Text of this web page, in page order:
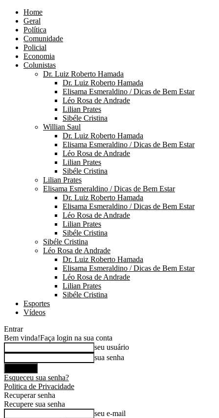
Home
Geral
Política
Comunidade
Policial
Economia
Colunistas
Dr. Luiz Roberto Hamada
Dr. Luiz Roberto Hamada
Elisama Esmeraldino / Dicas de Bem Estar
Léo Rosa de Andrade
Lilian Prates
Sibéle Cristina
Willian Saul
Dr. Luiz Roberto Hamada
Elisama Esmeraldino / Dicas de Bem Estar
Léo Rosa de Andrade
Lilian Prates
Sibéle Cristina
Lilian Prates
Elisama Esmeraldino / Dicas de Bem Estar
Dr. Luiz Roberto Hamada
Elisama Esmeraldino / Dicas de Bem Estar
Léo Rosa de Andrade
Lilian Prates
Sibéle Cristina
Sibéle Cristina
Léo Rosa de Andrade
Dr. Luiz Roberto Hamada
Elisama Esmeraldino / Dicas de Bem Estar
Léo Rosa de Andrade
Lilian Prates
Sibéle Cristina
Esportes
Vídeos
Entrar
Bem vinda!Faça login na sua conta
seu usuário
sua senha
Esqueceu sua senha?
Politica de Privacidade
Recuperar senha
Recupere sua senha
seu e-mail